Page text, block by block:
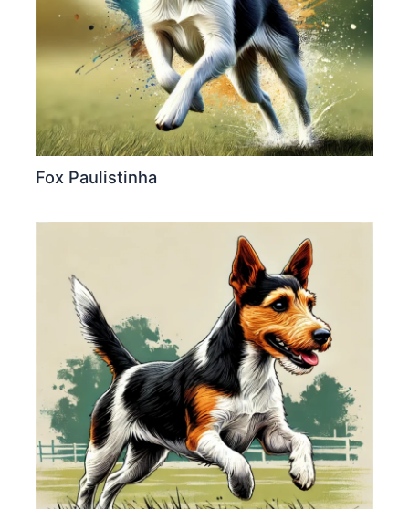
Fox Paulistinha